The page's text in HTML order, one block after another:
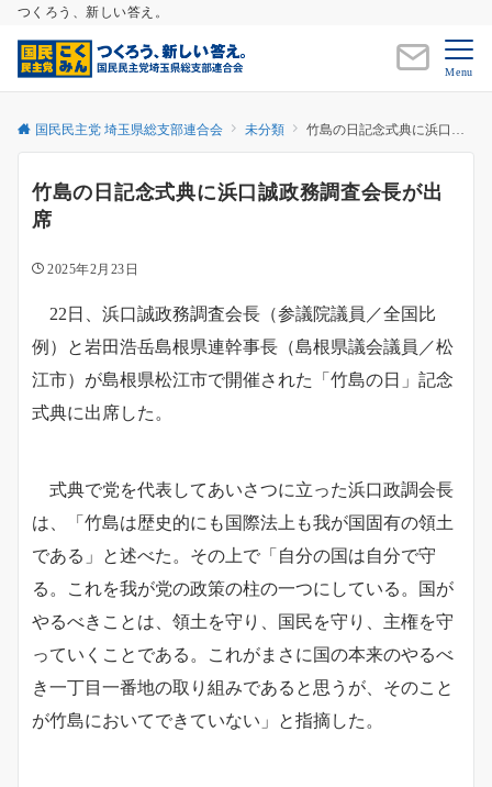
つくろう、新しい答え。
Menu
国民民主党 埼玉県総支部連合会 未分類 竹島の日記念式典に浜口誠政務調査会長が出席
竹島の日記念式典に浜口誠政務調査会長が出
席
2025年2月23日
22日、浜口誠政務調査会長（参議院議員／全国比
例）と岩田浩岳島根県連幹事長（島根県議会議員／松
江市）が島根県松江市で開催された「竹島の日」記念
式典に出席した。
式典で党を代表してあいさつに立った浜口政調会長
は、「竹島は歴史的にも国際法上も我が国固有の領土
である」と述べた。その上で「自分の国は自分で守
る。これを我が党の政策の柱の一つにしている。国が
やるべきことは、領土を守り、国民を守り、主権を守
っていくことである。これがまさに国の本来のやるべ
き一丁目一番地の取り組みであると思うが、そのこと
が竹島においてできていない」と指摘した。